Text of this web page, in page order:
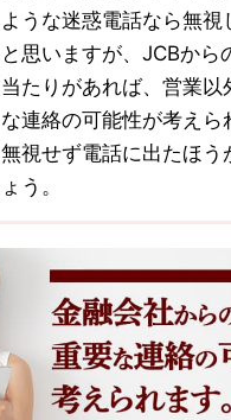
ような迷惑電話なら無視
と思いますが、JCBから
当たりがあれば、営業以
な連絡の可能性が考えら
無視せず電話に出たほう
ょう。